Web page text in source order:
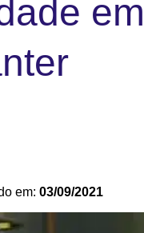
em: 03/09/2021